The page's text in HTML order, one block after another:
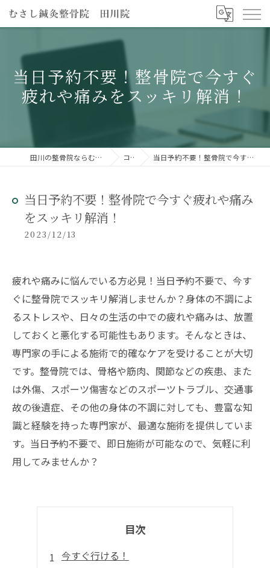
当日予約不要！整骨院で今すぐ
疲れや痛みをスッキリ解消！
田川の整骨院ならむさし鍼灸整骨院 田川院 コラム 当日予約不要！整骨院で今すぐ疲れや痛みをスッキリ解消！
当日予約不要！整骨院で今すぐ疲れや痛み
をスッキリ解消！
2023/12/13
疲れや痛みに悩んでいる方必見！当日予約不要で、今す
ぐに整骨院でスッキリ解消しませんか？身体の不調によ
るストレスや、日々の生活の中での疲れや痛みは、放置
しておくと悪化する可能性もあります。そんなときは、
専門家の手による施術で的確なケアを受けることが大切
です。整骨院では、骨格や筋肉、関節などの疾患、また
は外傷、スポーツ傷害などのスポーツトラブル、交通事
故の後遺症、その他の身体の不調に対しても、豊富な知
識と経験を持った専門家が、最適な施術を提供していま
す。当日予約不要で、即日施術が可能なので、気軽に利
用してみませんか？
目次
今すぐ行ける！